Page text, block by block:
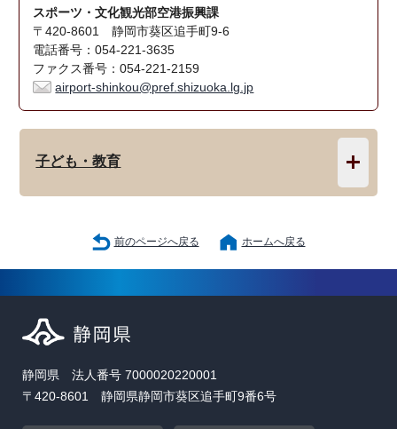
スポーツ・文化観光部空港振興課
〒420-8601 静岡市葵区追手町9-6
電話番号：054-221-3635
ファクス番号：054-221-2159
airport-shinkou@pref.shizuoka.lg.jp
子ども・教育
前のページへ戻る ホームへ戻る
静岡県 法人番号 7000020220001
〒420-8601 静岡県静岡市葵区追手町9番6号